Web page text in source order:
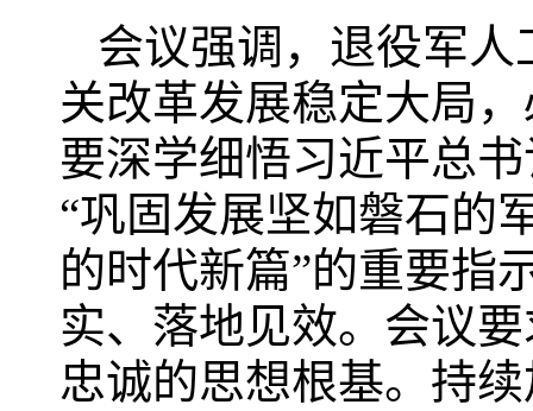
会议强调，退役军
关改革发展稳定大局
要深学细悟习近平总
“巩固发展坚如磐石的
的时代新篇”的重要指
实、落地见效。会议
忠诚的思想根基。持